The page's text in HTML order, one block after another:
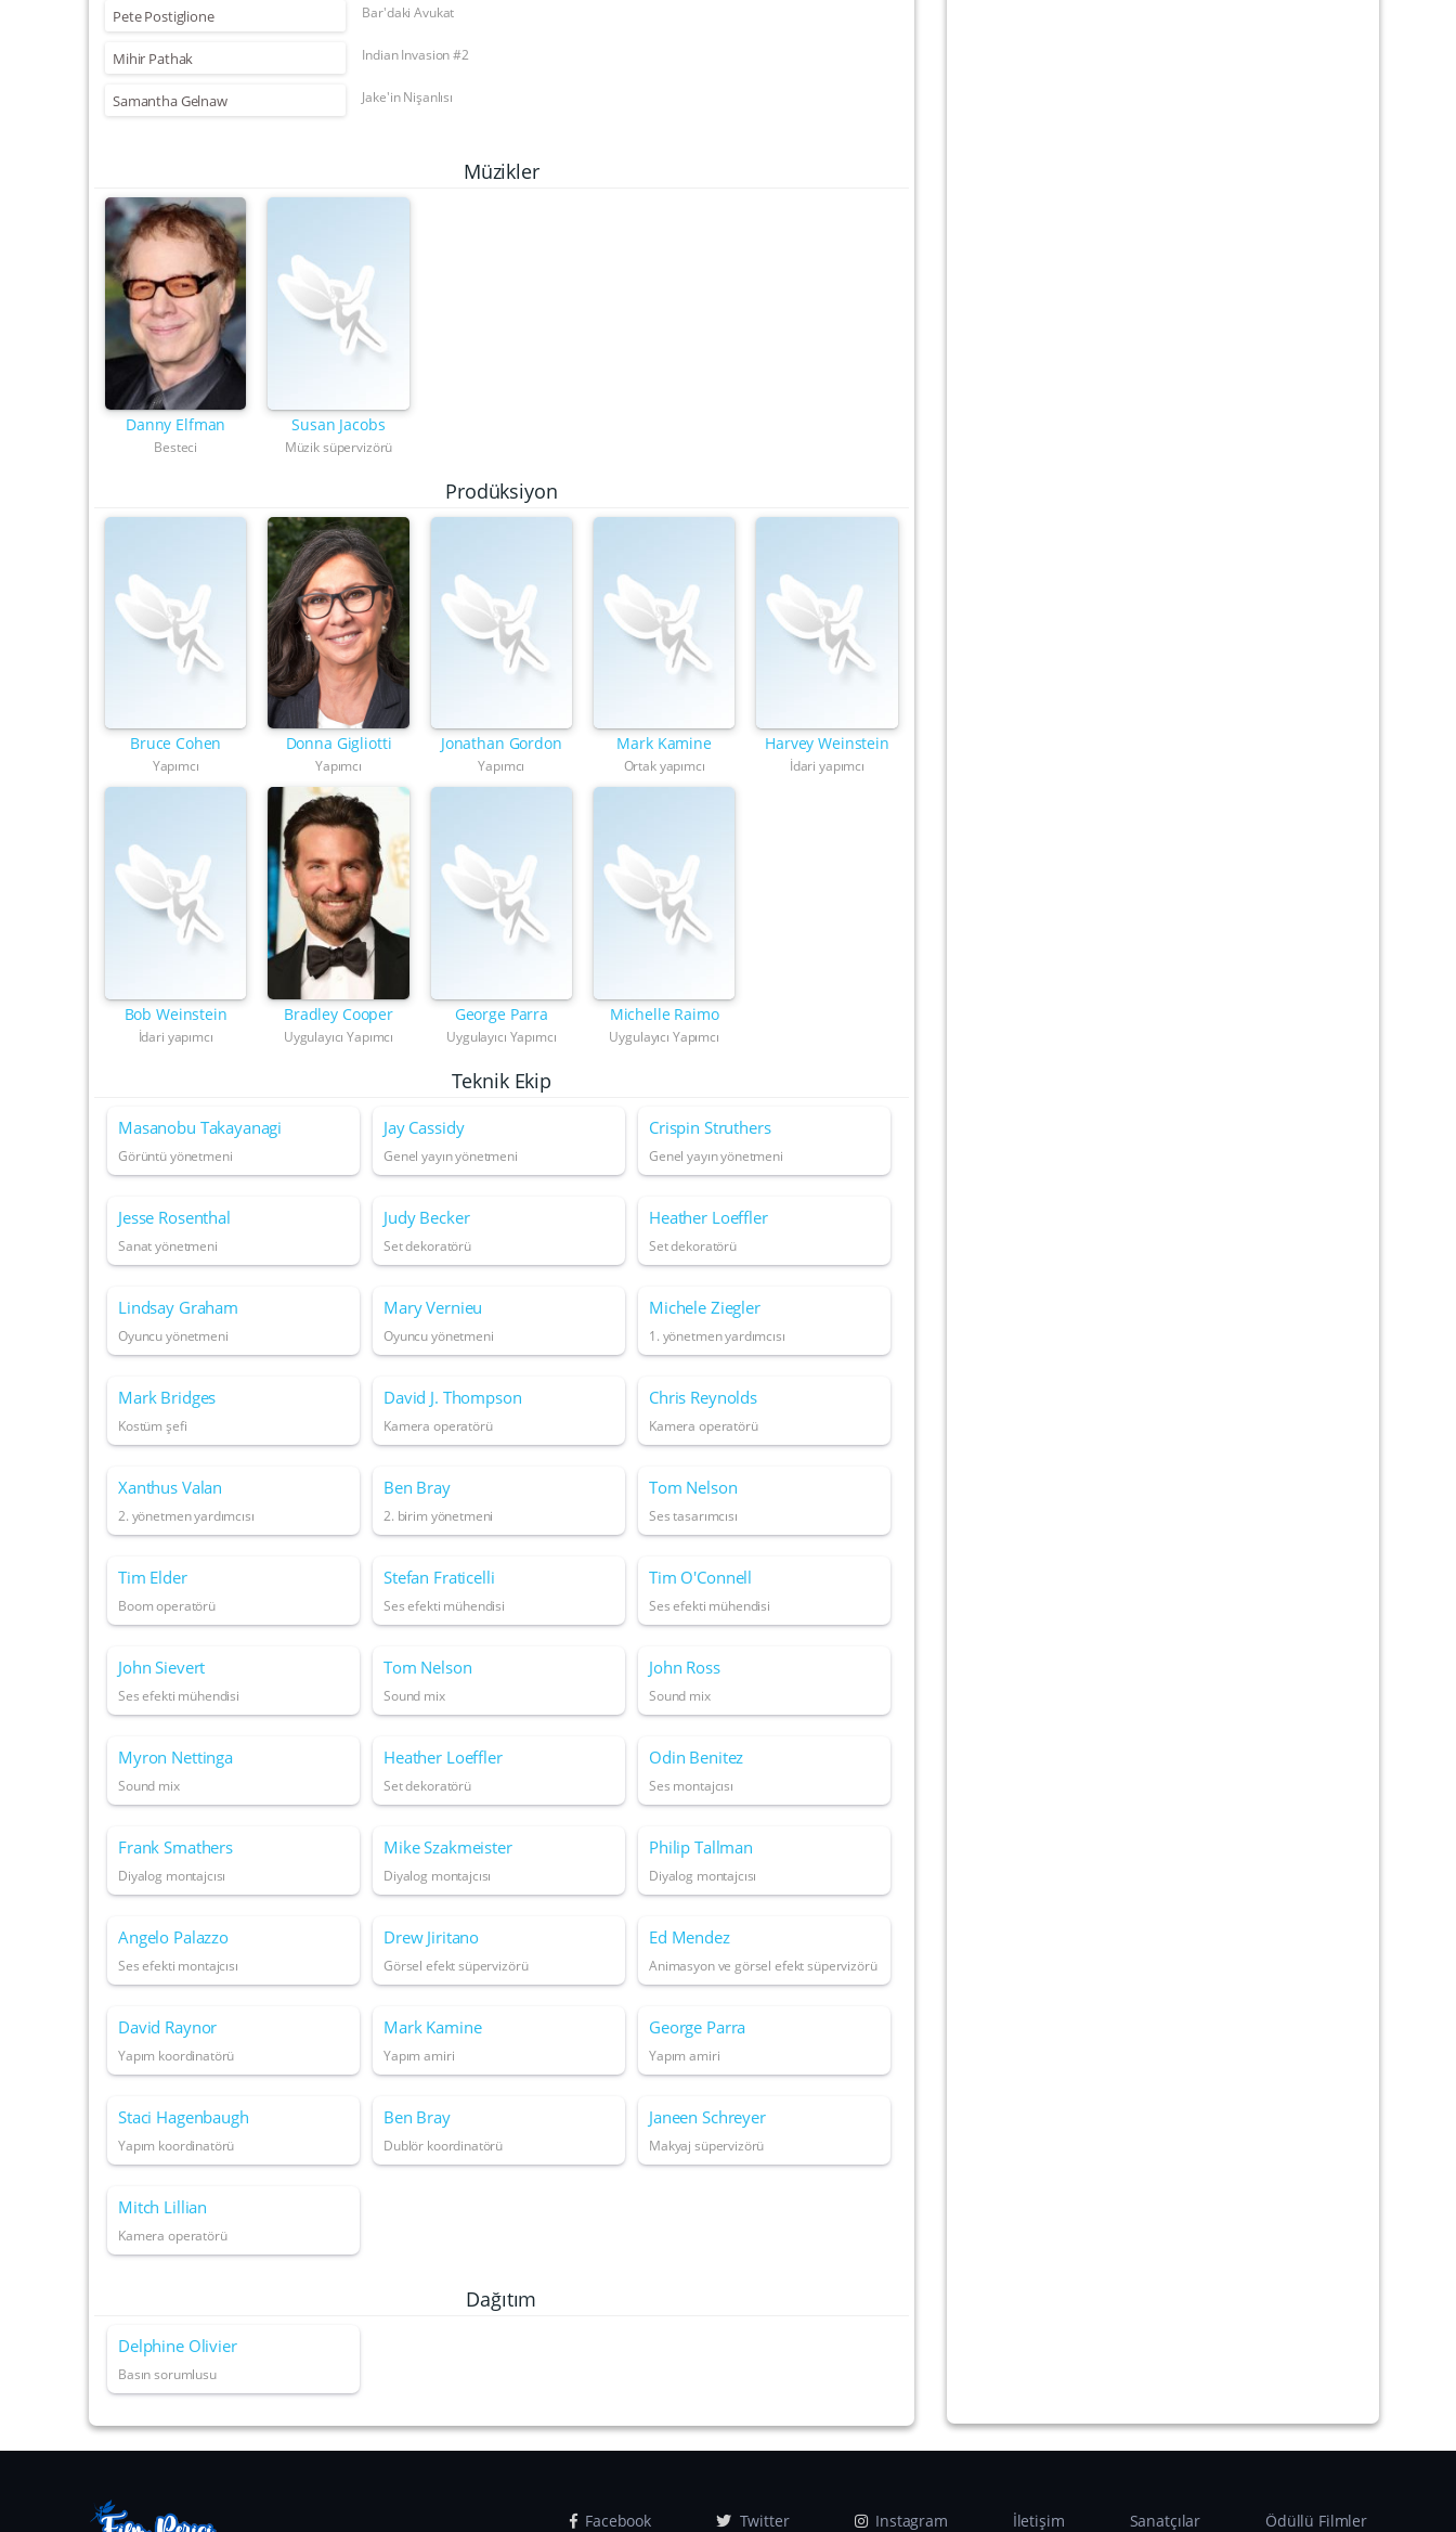
Pete Postiglione Bar'daki Avukat
Mihir Pathak Indian Invasion #2
Samantha Gelnaw Jake'in Nişanlısı
Müzikler
Danny Elfman
Besteci
Susan Jacobs
Müzik süpervizörü
Prodüksiyon
Bruce Cohen
Yapımcı
Donna Gigliotti
Yapımcı
Jonathan Gordon
Yapımcı
Mark Kamine
Ortak yapımcı
Harvey Weinstein
İdari yapımcı
Bob Weinstein
İdari yapımcı
Bradley Cooper
Uygulayıcı Yapımcı
George Parra
Uygulayıcı Yapımcı
Michelle Raimo
Uygulayıcı Yapımcı
Teknik Ekip
Masanobu Takayanagi
Görüntü yönetmeni
Jay Cassidy
Genel yayın yönetmeni
Crispin Struthers
Genel yayın yönetmeni
Jesse Rosenthal
Sanat yönetmeni
Judy Becker
Set dekoratörü
Heather Loeffler
Set dekoratörü
Lindsay Graham
Oyuncu yönetmeni
Mary Vernieu
Oyuncu yönetmeni
Michele Ziegler
1. yönetmen yardımcısı
Mark Bridges
Kostüm şefi
David J. Thompson
Kamera operatörü
Chris Reynolds
Kamera operatörü
Xanthus Valan
2. yönetmen yardımcısı
Ben Bray
2. birim yönetmeni
Tom Nelson
Ses tasarımcısı
Tim Elder
Boom operatörü
Stefan Fraticelli
Ses efekti mühendisi
Tim O'Connell
Ses efekti mühendisi
John Sievert
Ses efekti mühendisi
Tom Nelson
Sound mix
John Ross
Sound mix
Myron Nettinga
Sound mix
Heather Loeffler
Set dekoratörü
Odin Benitez
Ses montajcısı
Frank Smathers
Diyalog montajcısı
Mike Szakmeister
Diyalog montajcısı
Philip Tallman
Diyalog montajcısı
Angelo Palazzo
Ses efekti montajcısı
Drew Jiritano
Görsel efekt süpervizörü
Ed Mendez
Animasyon ve görsel efekt süpervizörü
David Raynor
Yapım koordinatörü
Mark Kamine
Yapım amiri
George Parra
Yapım amiri
Staci Hagenbaugh
Yapım koordinatörü
Ben Bray
Dublör koordinatörü
Janeen Schreyer
Makyaj süpervizörü
Mitch Lillian
Kamera operatörü
Dağıtım
Delphine Olivier
Basın sorumlusu
Facebook Twitter Instagram İletişim Sanatçılar Ödüllü Filmler